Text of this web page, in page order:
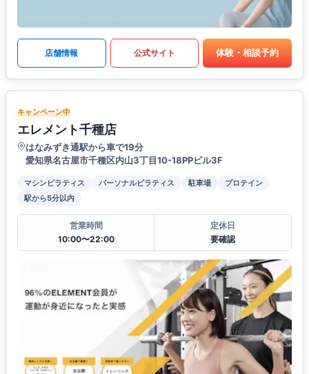
店舗情報 公式サイト 体験・相談予約
キャンペーン中
エレメント千種店
はなみずき通駅から車で19分
愛知県名古屋市千種区内山3丁目10-18PPビル3F
マシンピラティス パーソナルピラティス 駐車場
プロテイン
駅から5分以内
営業時間
10:00〜22:00
定休日
要確認